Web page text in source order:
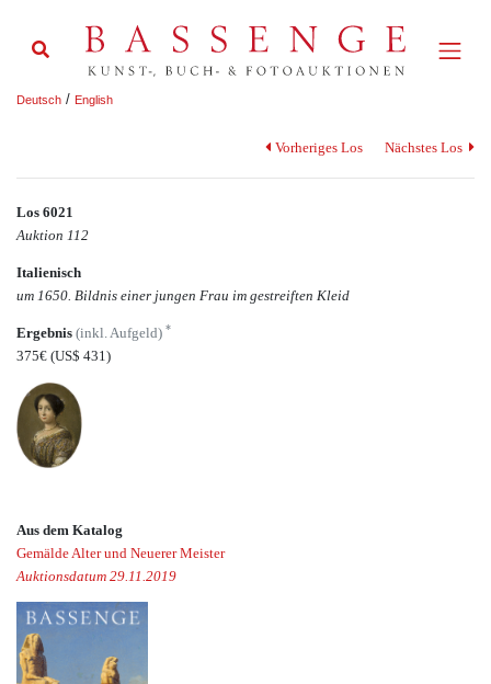
Deutsch / English
Vorheriges Los Nächstes Los
Los 6021
Auktion 112
Italienisch
um 1650. Bildnis einer jungen Frau im gestreiften Kleid
Ergebnis (inkl. Aufgeld) *
375€ (US$ 431)
Aus dem Katalog
Gemälde Alter und Neuerer Meister
Auktionsdatum 29.11.2019